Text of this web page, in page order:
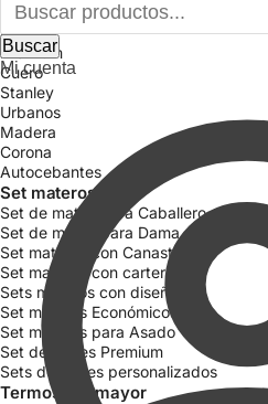
Buscar
Mi cuenta
Inicio
Mates
Premium
Cuero
Stanley
Urbanos
Madera
Corona
Autocebantes
Set materos
Set de mates para Caballero
Set de mates para Dama
Set materos con Canasta
Set materos con cartera
Sets materos con diseño
Set materos Económicos
Set materos para Asado
Set de mates Premium
Sets de mates personalizados
Termos por mayor